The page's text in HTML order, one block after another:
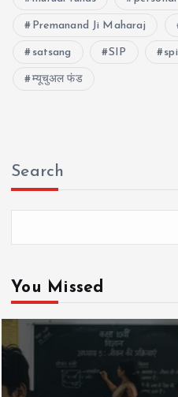
Premanand Ji Maharaj
satsang SIP
म्यूचुअल फंड
Search
You Missed